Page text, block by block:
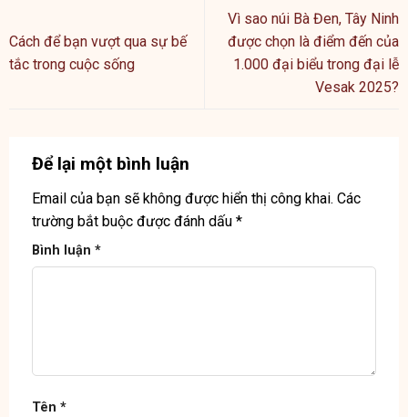
Cách để bạn vượt qua sự bế
tắc trong cuộc sống
Vì sao núi Bà Đen, Tây Ninh
được chọn là điểm đến của
1.000 đại biểu trong đại lễ
Vesak 2025?
Để lại một bình luận
Email của bạn sẽ không được hiển thị công khai. Các
trường bắt buộc được đánh dấu *
Bình luận *
Tên *